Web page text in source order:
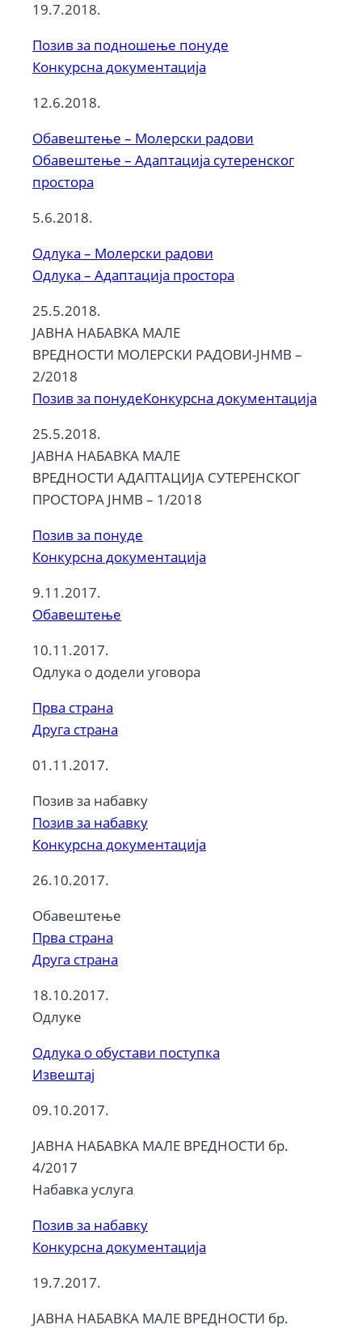
19.7.2018.
Позив за подношење понуде
Конкурсна документација
12.6.2018.
Обавештење – Молерски радови
Обавештење – Адаптација сутеренског
простора
5.6.2018.
Одлука – Молерски радови
Одлука – Адаптација простора
25.5.2018.
ЈАВНА НАБАВКА МАЛЕ
ВРЕДНОСТИ МОЛЕРСКИ РАДОВИ-ЈНМВ –
2/2018
Позив за понудеКонкурсна документација
25.5.2018.
ЈАВНА НАБАВКА МАЛЕ
ВРЕДНОСТИ АДАПТАЦИЈА СУТЕРЕНСКОГ
ПРОСТОРА ЈНМВ – 1/2018
Позив за понуде
Конкурсна документација
9.11.2017.
Обавештење
10.11.2017.
Одлука о додели уговора
Прва страна
Друга страна
01.11.2017.
Позив за набавку
Позив за набавку
Конкурсна документација
26.10.2017.
Oбавештење
Прва страна
Друга страна
18.10.2017.
Oдлуке
Одлука о обустави поступка
Извештај
09.10.2017.
ЈАВНА НАБАВКА МАЛЕ ВРЕДНОСТИ бр.
4/2017
Набавка услуга
Позив за набавку
Конкурсна документација
19.7.2017.
ЈАВНА НАБАВКА МАЛЕ ВРЕДНОСТИ бр.